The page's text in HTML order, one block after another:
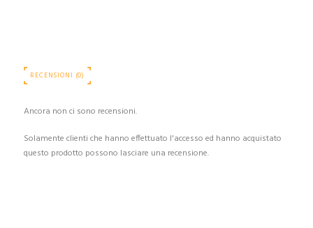
RECENSIONI (0)
Ancora non ci sono recensioni.
Solamente clienti che hanno effettuato l'accesso ed hanno acquistato
questo prodotto possono lasciare una recensione.